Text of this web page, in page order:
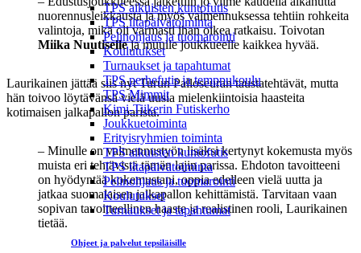
TPS aikuisten kuntofutis
TPS iltapäivätoiminta
Pelinohjaus ja tuomarointi
Koulutukset
Turnaukset ja tapahtumat
TPS perhefutis ja temppukoulu
TPS Mimmit
Kimi-Tiikerin Futiskerho
Joukkuetoiminta
Erityisryhmien toiminta
TPS aikuisten kuntofutis
TPS iltapäivätoiminta
Pelinohjaus ja tuomarointi
Koulutukset
Turnaukset ja tapahtumat
Ohjeet ja palvelut tepsiläisille
nuorennusleikkausta ja myös valmennuksessa tehtiin rohkeita
valintoja, mikä oli varmasti ihan oikea ratkaisu. Toivotan
Miika Nuutiselleja muulle joukkueelle kaikkea hyvää.
Laurikainen jättää siis nyt Turun Palloseuran taustatehtävät, mutta
hän toivoo löytävänsä vielä uusia mielenkiintoisia haasteita
kotimaisen jalkapallon parista.
– Minulle on valmennustyön lisäksi kertynyt kokemusta myös
muista eri tehtävistä tämän lajin parissa. Ehdoton tavoitteeni
on hyödyntää kokemustani, oppia edelleen vielä uutta ja
jatkaa suomalaisen jalkapallon kehittämistä. Tarvitaan vaan
sopivan tavoitteellinen haaste ja realistinen rooli, Laurikainen
tietää.